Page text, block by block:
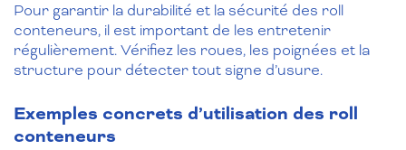
Pour garantir la durabilité et la sécurité des roll
conteneurs, il est important de les entretenir
régulièrement. Vérifiez les roues, les poignées et la
structure pour détecter tout signe d’usure.
Exemples concrets d’utilisation des roll
conteneurs